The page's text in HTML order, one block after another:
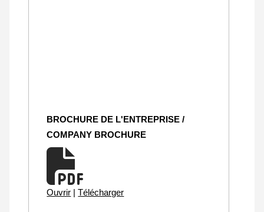
BROCHURE DE L'ENTREPRISE /
COMPANY BROCHURE
Ouvrir | Télécharger